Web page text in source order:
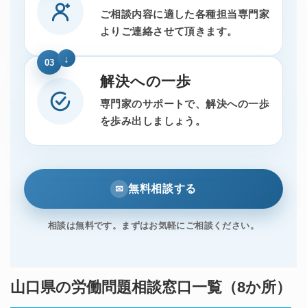
ご相談内容に適した各種担当専門家
よりご連絡させて頂きます。
03
解決への一歩
専門家のサポートで、解決への一歩
を歩み出しましょう。
✉ 無料相談する
相談は無料です。まずはお気軽にご相談ください。
山口県の労働問題相談窓口一覧（8か所）